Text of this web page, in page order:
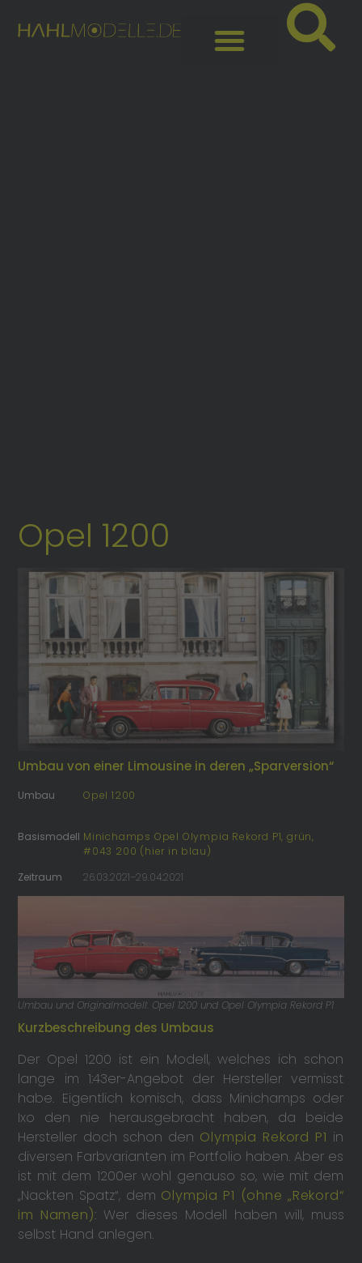
Opel 1200
Umbau von einer Limousine in deren „Sparversion“
Umbau Opel 1200
Basismodell Minichamps Opel Olympia Rekord P1, grün,
#043 200 (hier in blau)
Zeitraum
26.03.2021–29.04.2021
Umbau und Originalmodell: Opel 1200 und Opel Olympia Rekord P1
Kurzbeschreibung des Umbaus
Der Opel 1200 ist ein Modell, welches ich schon
lange im 1:43er-Angebot der Hersteller vermisst
habe. Eigentlich komisch, dass Minichamps oder
Ixo den nie herausgebracht haben, da beide
Hersteller doch schon den Olympia Rekord P1 in
diversen Farbvarianten im Portfolio haben. Aber es
ist mit dem 1200er wohl genauso so, wie mit dem
„Nackten Spatz“, dem Olympia P1 (ohne „Rekord“
im Namen): Wer dieses Modell haben will, muss
selbst Hand anlegen.